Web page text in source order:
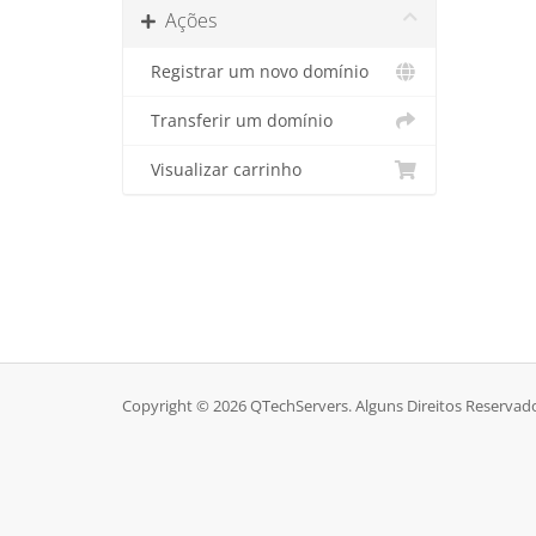
Ações
Registrar um novo domínio
Transferir um domínio
Visualizar carrinho
Copyright © 2026 QTechServers. Alguns Direitos